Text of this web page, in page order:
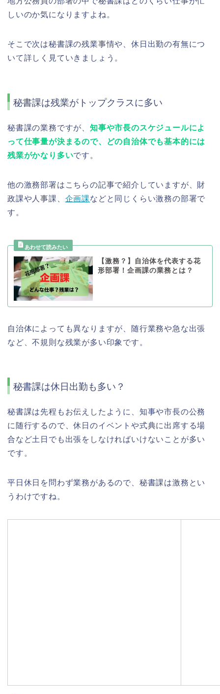
しいのか気になりますよね。
そこで次は秘書課の残業事情や、休日出勤の有無につ
いて詳しく見ていきましょう。
秘書課は残業がトップクラスに多い
秘書課の業務ですが、 知事や市長のスケジュールによ
って仕事量が決まるので、どの自治体でも基本的には
残業がかなり多いです。
他の激務部署はこちらの記事で紹介していますが、財
政課や人事課、 企画課などと同じくらい激務の部署で
す。
【激務？】自治体を代表する花
形部署！企画課の業務とは？
自治体によっても異なりますが、随行業務や急な出張
など、不規則な残業が多い印象です。
秘書課は休日出勤も多い？
秘書課は先程もお伝えしたように、知事や市長の公務
に随行するので、休日のイベントや式典に出席する場
合など土日でも出張をしなければいけないことが多い
です。
平日休日を問わず業務があるので、秘書課は激務とい
うわけですね。